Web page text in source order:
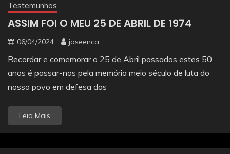
Testemunhos
ASSIM FOI O MEU 25 DE ABRIL DE 1974
06/04/2024 joseenca
Recordar e comemorar o 25 de Abril passados estes 50
anos é passar-nos pela memória meio século de luta do
nosso povo em defesa das
Leia Mais